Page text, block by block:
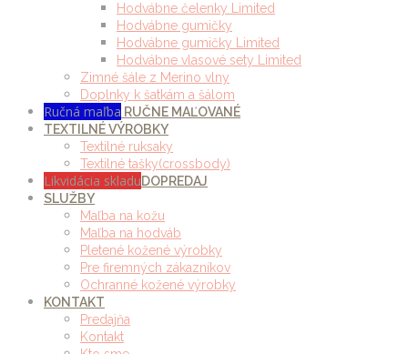
Hodvábne čelenky Limited
Hodvábne gumičky
Hodvábne gumičky Limited
Hodvábne vlasové sety Limited
Zimné šále z Merino vlny
Doplnky k šatkám a šálom
Ručná maľba RUČNE MAĽOVANÉ
TEXTILNÉ VÝROBKY
Textilné ruksaky
Textilné tašky(crossbody)
Likvidácia skladuDOPREDAJ
SLUŽBY
Maľba na kožu
Maľba na hodváb
Pletené kožené výrobky
Pre firemných zákazníkov
Ochranné kožené výrobky
KONTAKT
Predajňa
Kontakt